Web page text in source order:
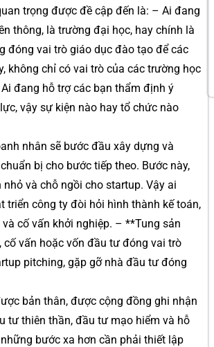
trọng được đề cập đến là: – Ai đang
thông, là trường đại học, hay chính là
đóng vai trò giáo dục đào tạo để các
không chỉ có vai trò của các trường học
đang hỗ trợ các bạn thẩm định ý
vậy sự kiện nào hay tổ chức nào
nhân sẽ bước đầu xây dựng và
bị cho bước tiếp theo. Bước này,
và chỗ ngồi cho startup. Vậy ai
triển công ty đòi hỏi hình thành kế toán,
cố vấn khởi nghiệp. – **Tung sản
vấn hoặc vốn đầu tư đóng vai trò
pitching, gặp gỡ nhà đầu tư đóng
bản thân, được cộng đồng ghi nhận
tư thiên thần, đầu tư mạo hiểm và hỗ
bước xa hơn cần phải thiết lập